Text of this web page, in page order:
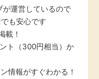
が運営しているので
も安心です
載！
ト（300円相当）か
情報がすぐわかる！